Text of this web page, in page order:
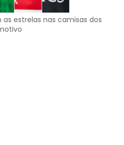
estrelas nas camisas dos